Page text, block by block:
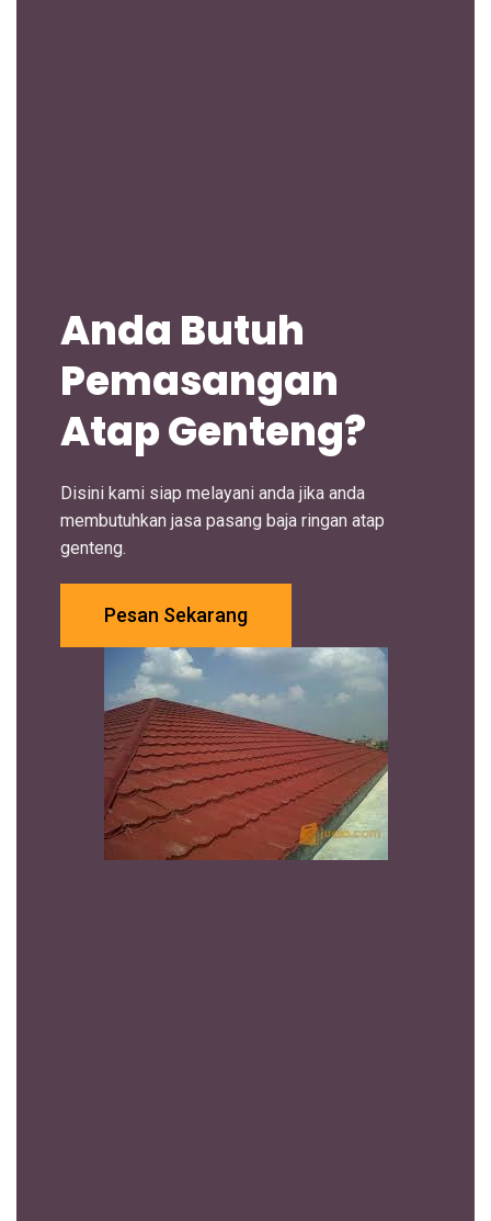
Anda Butuh
Pemasangan
Atap Genteng?
Disini kami siap melayani anda jika anda
membutuhkan jasa pasang baja ringan atap
genteng.
Pesan Sekarang